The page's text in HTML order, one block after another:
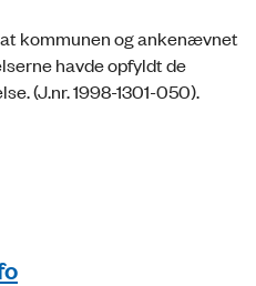
kommunen og ankenævnet
havde opfyldt de
(J.nr. 1998-1301-050).